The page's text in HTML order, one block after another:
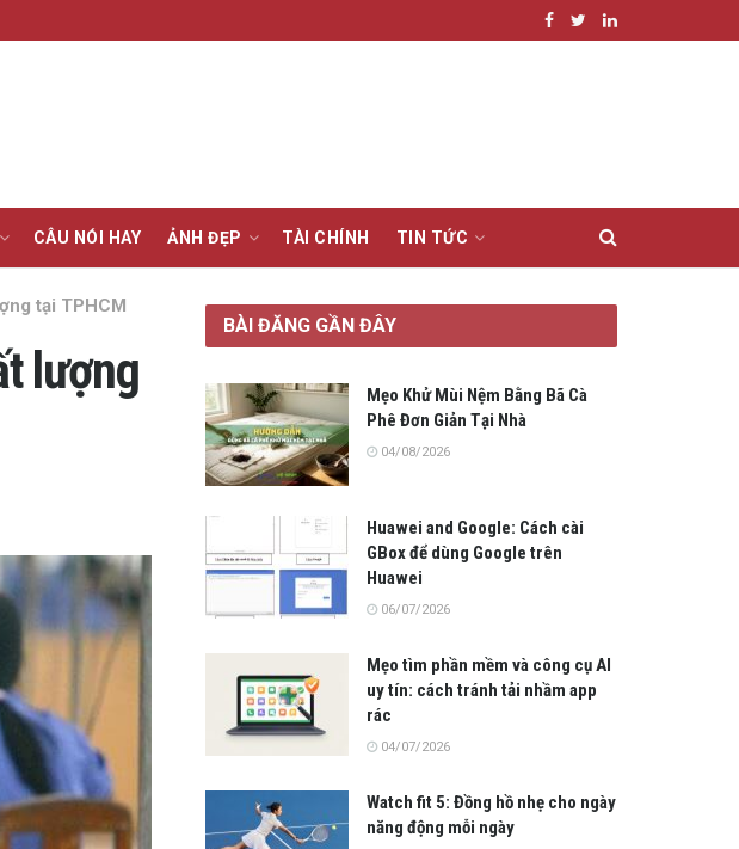
CÂU NÓI HAY ẢNH ĐẸP TÀI CHÍNH TIN TỨC
tại TPHCM
lượng
BÀI ĐĂNG GẦN ĐÂY
Mẹo Khử Mùi Nệm Bằng Bã Cà
Phê Đơn Giản Tại Nhà
04/08/2026
Huawei and Google: Cách cài
GBox để dùng Google trên
Huawei
06/07/2026
Mẹo tìm phần mềm và công cụ AI
uy tín: cách tránh tải nhầm app
rác
04/07/2026
Watch fit 5: Đồng hồ nhẹ cho ngày
năng động mỗi ngày